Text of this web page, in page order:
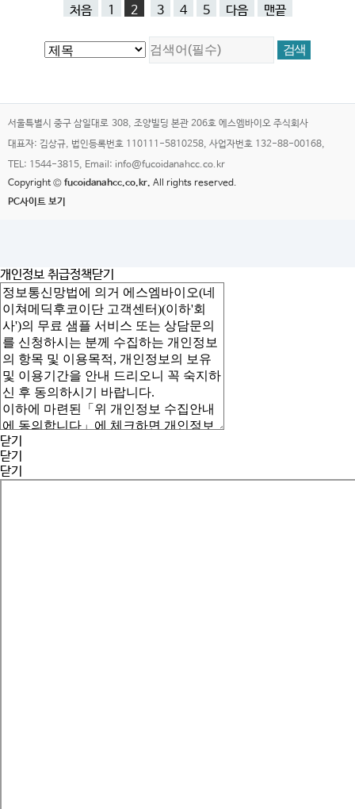
처음 1 2 3 4 5 다음 맨끝
서울특별시 중구 삼일대로 308, 조양빌딩 본관 206호 에스엠바이오 주식회사
대표자: 김상규, 법인등록번호 110111-5810258, 사업자번호 132-88-00168,
TEL: 1544-3815, Email: info@fucoidanahcc.co.kr
Copyright © fucoidanahcc.co.kr. All rights reserved.
PC사이트 보기
개인정보 취급정책닫기
닫기
닫기
닫기